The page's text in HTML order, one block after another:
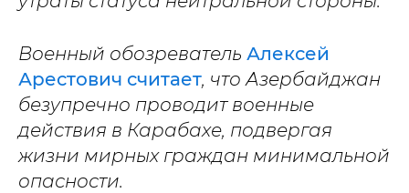
Военный обозреватель Алексей
Арестович считает, что Азербайджан
безупречно проводит военные
действия в Карабахе, подвергая
жизни мирных граждан минимальной
опасности.